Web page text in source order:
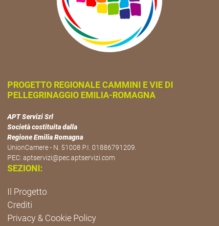
PROGETTO REGIONALE CAMMINI E VIE DI
PELLEGRINAGGIO EMILIA-ROMAGNA
APT Servizi Srl
Società costituita dalla
Regione Emilia Romagna
UnionCamere - N. 51008 P.I. 01886791209.
PEC: aptservizi@pec.aptservizi.com
SEZIONI:
Il Progetto
Crediti
Privacy & Cookie Policy